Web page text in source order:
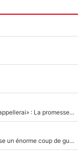
Mercato - OM - «Dès que je prends un club, je t’appellerai» : La promesse de Marcelino au moment de claquer la porte
Victime de racisme contre Murray, Kyrgios pousse un énorme coup de gueule !